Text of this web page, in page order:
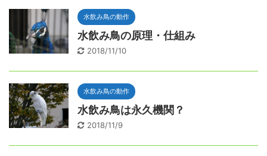
水飲み鳥の動作
水飲み鳥の原理・仕組み
2018/11/10
水飲み鳥の動作
水飲み鳥は永久機関？
2018/11/9